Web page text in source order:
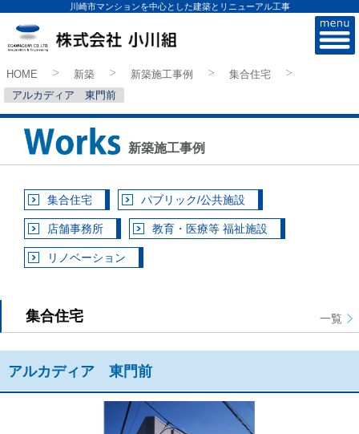
川崎市マンションを中心とした建築とリニューアル工事
HOME >新築 >新築施工事例 >
集合住宅
アルカディア 東門前
新築施工事例
集合住宅 パブリック/公共施設
店舗事務所 教育・医療等 福祉施設
リノベーション
集合住宅 一覧
アルカディア 東門前